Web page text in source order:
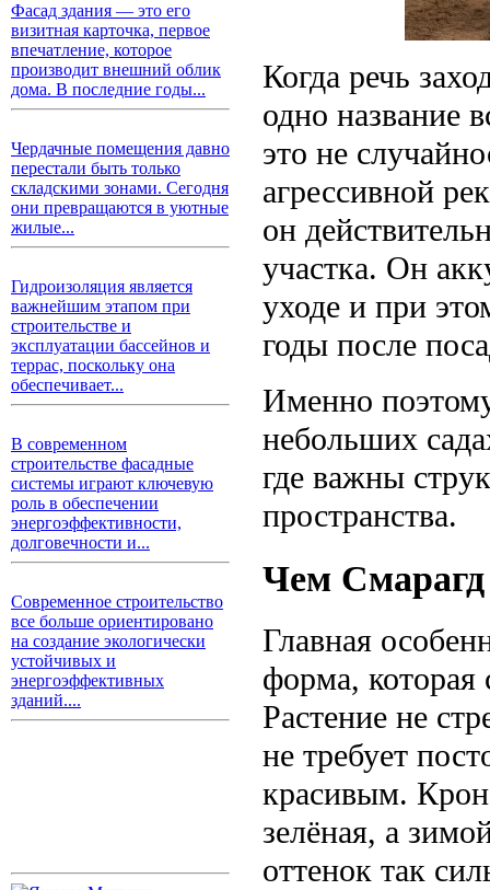
Фасад здания — это его
визитная карточка, первое
впечатление, которое
производит внешний облик
дома. В последние годы...
Чердачные помещения давно
перестали быть только
складскими зонами. Сегодня
они превращаются в уютные
жилые...
Гидроизоляция является
важнейшим этапом при
строительстве и
эксплуатации бассейнов и
террас, поскольку она
обеспечивает...
В современном
строительстве фасадные
системы играют ключевую
роль в обеспечении
энергоэффективности,
долговечности и...
Современное строительство
все больше ориентировано
на создание экологически
устойчивых и
энергоэффективных
зданий....
Когда речь
одно название
это не
агрессивной
он
участка. Он
уходе и при
годы после
Именно
небольших
где важны
пространства.
Чем Смарагд
Главная
форма, которая
Растение не
не требует
красивым.
зелёная, а
оттенок так